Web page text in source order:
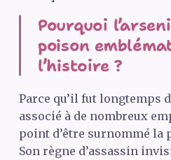
Pourquoi
poison
l’histoire ?
Parce qu’il fut longtemps
associé à de nombreux
point d’être surnommé la
Son règne d’assassin